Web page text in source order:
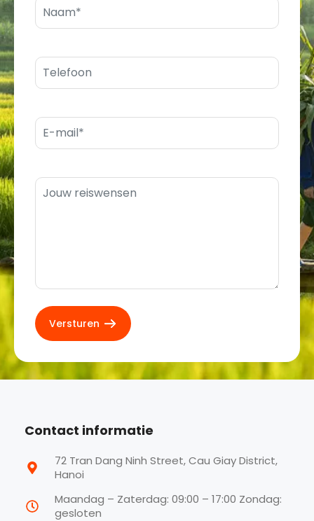
Contact informatie
72 Tran Dang Ninh Street, Cau Giay District,
Hanoi
Maandag – Zaterdag: 09:00 – 17:00 Zondag:
gesloten